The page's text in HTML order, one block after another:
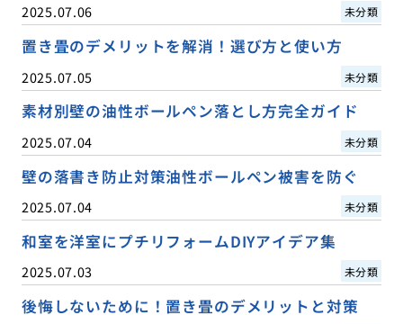
2025.07.06 未分類
置き畳のデメリットを解消！選び方と使い方
2025.07.05 未分類
素材別壁の油性ボールペン落とし方完全ガイド
2025.07.04 未分類
壁の落書き防止対策油性ボールペン被害を防ぐ
2025.07.04 未分類
和室を洋室にプチリフォームDIYアイデア集
2025.07.03 未分類
後悔しないために！置き畳のデメリットと対策